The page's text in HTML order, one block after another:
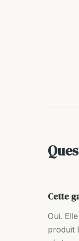
Cette
Oui.
produit